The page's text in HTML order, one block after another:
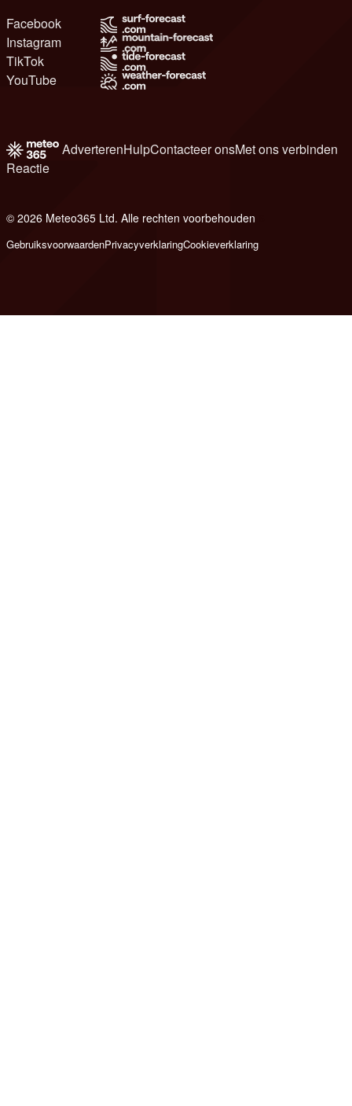
Facebook
Instagram
TikTok
YouTube
AdverterenHulpContacteer onsMet ons verbinden
Reactie
© 2026 Meteo365 Ltd. Alle rechten voorbehouden
GebruiksvoorwaardenPrivacyverklaringCookieverklaring